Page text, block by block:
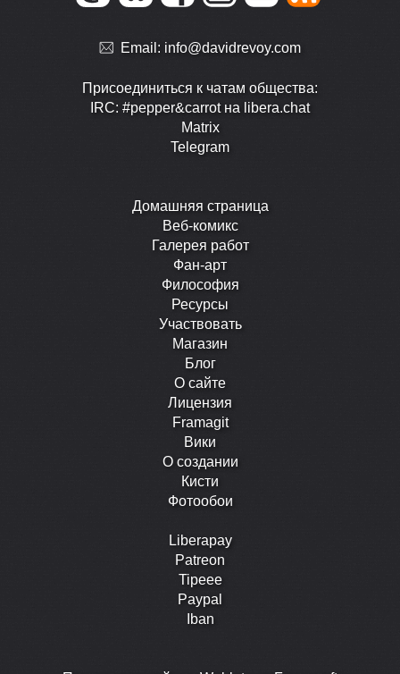
Email: info@davidrevoy.com
Присоединиться к чатам общества:
IRC: #pepper&carrot на libera.chat
Matrix
Telegram
Домашняя страница
Веб-комикс
Галерея работ
Фан-арт
Философия
Ресурсы
Участвовать
Магазин
Блог
О сайте
Лицензия
Framagit
Вики
О создании
Кисти
Фотообои
Liberapay
Patreon
Tipeee
Paypal
Iban